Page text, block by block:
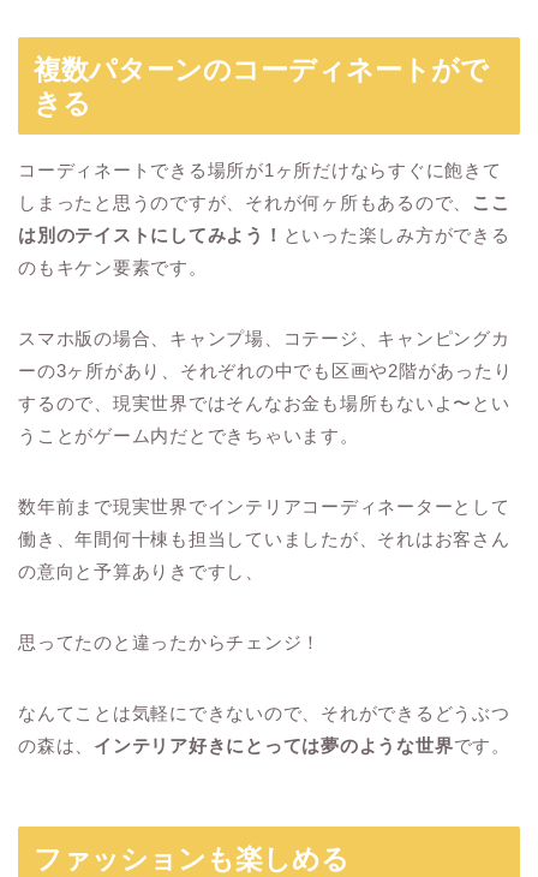
複数パターンのコーディネートがで
きる
コーディネートできる場所が1ヶ所だけならすぐに飽きて
しまったと思うのですが、それが何ヶ所もあるので、
ここ
は別のテイストにしてみよう！ といった楽しみ方ができる
のもキケン要素です。
スマホ版の場合、キャンプ場、コテージ、キャンピングカ
ーの3ヶ所があり、それぞれの中でも区画や2階があったり
するので、現実世界ではそんなお金も場所もないよ〜とい
うことがゲーム内だとできちゃいます。
数年前まで現実世界でインテリアコーディネーターとして
働き、年間何十棟も担当していましたが、それはお客さん
の意向と予算ありきですし、
思ってたのと違ったからチェンジ！
なんてことは気軽にできないので、それができるどうぶつ
の森は、 インテリア好きにとっては夢のような世界です。
ファッションも楽しめる